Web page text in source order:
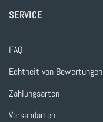
SERVICE
FAQ
Echtheit von Bewertungen
Zahlungsarten
Versandarten